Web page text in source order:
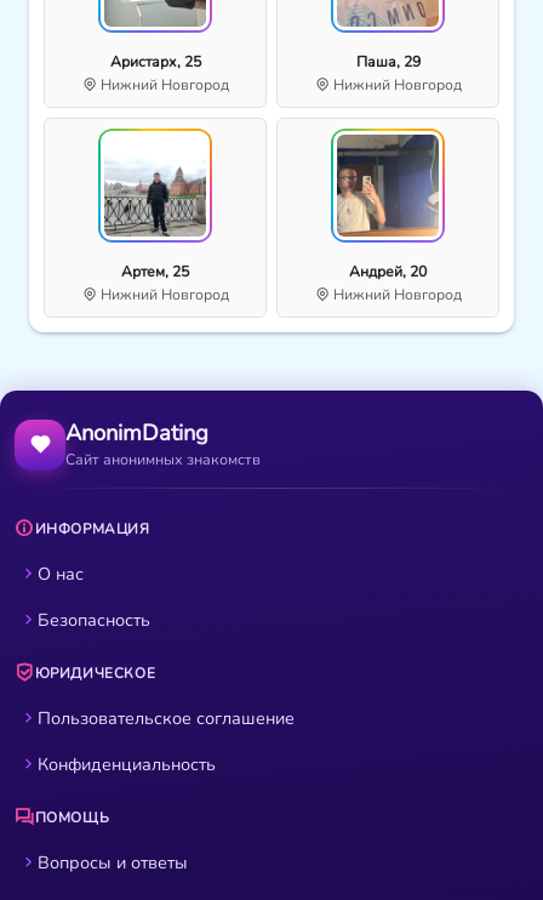
Аристарх, 25
Нижний Новгород
Паша, 29
Нижний Новгород
Артем, 25
Нижний Новгород
Андрей, 20
Нижний Новгород
AnonimDating
Сайт анонимных знакомств
ИНФОРМАЦИЯ
О нас
Безопасность
ЮРИДИЧЕСКОЕ
Пользовательское соглашение
Конфиденциальность
ПОМОЩЬ
Вопросы и ответы